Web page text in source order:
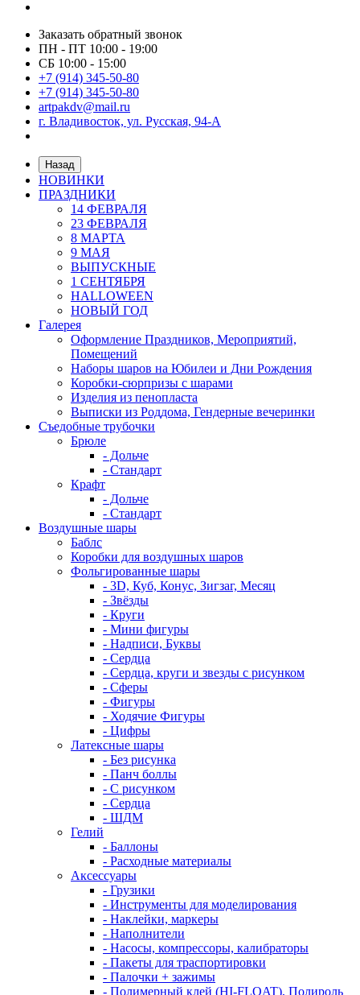
Заказать обратный звонок
ПН - ПТ 10:00 - 19:00
СБ 10:00 - 15:00
+7 (914) 345-50-80
+7 (914) 345-50-80
artpakdv@mail.ru
г. Владивосток, ул. Русская, 94-А
Назад
НОВИНКИ
ПРАЗДНИКИ
14 ФЕВРАЛЯ
23 ФЕВРАЛЯ
8 МАРТА
9 МАЯ
ВЫПУСКНЫЕ
1 СЕНТЯБРЯ
HALLOWEEN
НОВЫЙ ГОД
Галерея
Оформление Праздников, Мероприятий,
Помещений
Наборы шаров на Юбилеи и Дни Рождения
Коробки-сюрпризы с шарами
Изделия из пенопласта
Выписки из Роддома, Гендерные вечеринки
Съедобные трубочки
Брюле
- Дольче
- Стандарт
Крафт
- Дольче
- Стандарт
Воздушные шары
Баблс
Коробки для воздушных шаров
Фольгированные шары
- 3D, Куб, Конус, Зигзаг, Месяц
- Звёзды
- Круги
- Мини фигуры
- Надписи, Буквы
- Сердца
- Сердца, круги и звезды с рисунком
- Сферы
- Фигуры
- Ходячие Фигуры
- Цифры
Латексные шары
- Без рисунка
- Панч боллы
- С рисунком
- Сердца
- ШДМ
Гелий
- Баллоны
- Расходные материалы
Аксессуары
- Грузики
- Инструменты для моделирования
- Наклейки, маркеры
- Наполнители
- Насосы, компрессоры, калибраторы
- Пакеты для траспортировки
- Палочки + зажимы
- Полимерный клей (HI-FLOAT), Полироль